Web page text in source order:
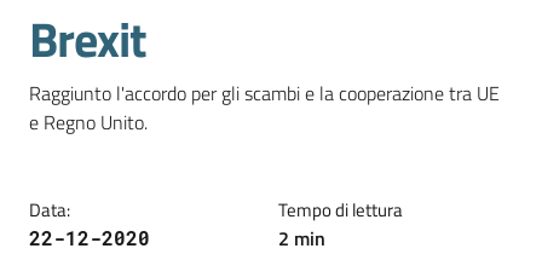
Gestire
Impresa
Promuovere
e
territorio
Salta al contenuto
Brexit
Raggiunto l'accordo per gli scambi e la cooperazione tra UE
e Regno Unito.
Data:
22-12-2020
Tempo di lettura
2 min